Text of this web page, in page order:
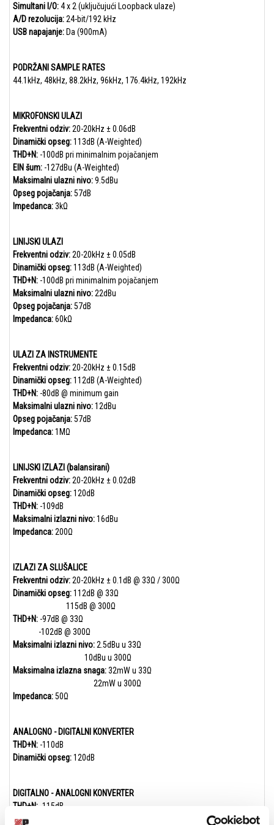
Simultani I/O:4 x 2 (uključujući Loopback ulaze)
A/D rezolucija:24-bit/192 kHz
USB napajanje: Da (900mA)
PODRŽANI SAMPLE RATES
44.1kHz, 48kHz, 88.2kHz, 96kHz, 176.4kHz, 192kHz
MIKROFONSKI ULAZI
Frekventni odziv:20-20kHz ± 0.06dB
Dinamički opseg:113dB (A-Weighted)
THD+N: -100dB pri minimalnim pojačanjem
EIN šum: -127dBu (A-Weighted)
Maksimalni ulazni nivo:9.5dBu
Opseg pojačanja:57dB
Impedanca:3kΩ
LINIJSKI ULAZI
Frekventni odziv:20-20kHz ± 0.05dB
Dinamički opseg:113dB (A-Weighted)
THD+N: -100dB pri minimalnim pojačanjem
Maksimalni ulazni nivo:22dBu
Opseg pojačanja:57dB
Impedanca:60kΩ
ULAZI ZA INSTRUMENTE
Frekventni odziv:20-20kHz ± 0.15dB
Dinamički opseg:112dB (A-Weighted)
THD+N: -80dB @ minimum gain
Maksimalni ulazni nivo:12dBu
Opseg pojačanja:57dB
Impedanca:1MΩ
LINIJSKI IZLAZI (balansirani)
Frekventni odziv:20-20kHz ± 0.02dB
Dinamički opseg:120dB
THD+N: -109dB
Maksimalni izlazni nivo:16dBu
Impedanca:200Ω
IZLAZI ZA SLUŠALICE
Frekventni odziv:20-20kHz ± 0.1dB @ 33Ω / 300Ω
Dinamički opseg:112dB @ 33Ω
115dB @ 300Ω
THD+N: -97dB @ 33Ω
-102dB @ 300Ω
Maksimalni izlazni nivo:2.5dBu u 33Ω
10dBu u 300Ω
Maksimalna izlazna snaga:32mW u 33Ω
22mW u 300Ω
Impedanca:50Ω
ANALOGNO - DIGITALNI KONVERTER
THD+N: -110dB
Dinamički opseg:120dB
DIGITALNO - ANALOGNI KONVERTER
THD+N: -115dB
Dinamički opseg: